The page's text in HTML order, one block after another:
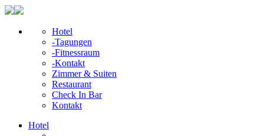
Hotel
-Tagungen
-Fitnessraum
-Kontakt
Zimmer & Suiten
Restaurant
Check In Bar
Kontakt
Hotel